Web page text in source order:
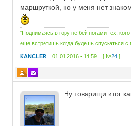
маршруткой, но у меня нет
"Поднимаясь в гору не бей ногами тех,
еще встретишь когда будешь спускаться с
KANCLER 01.01.2016 • 14:59 [ №24 ]
Ну товарищи итог